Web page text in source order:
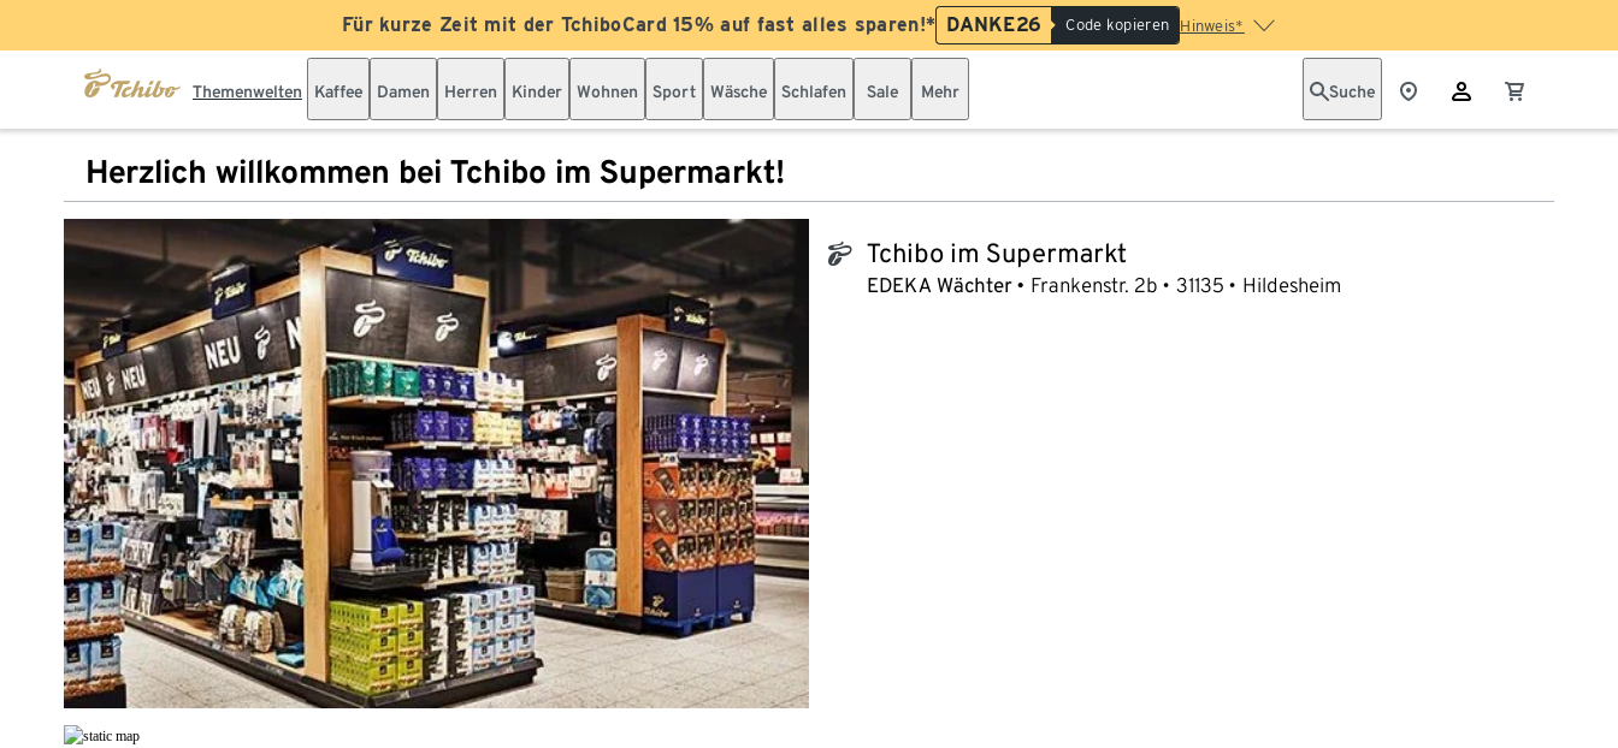
Für kurze Zeit mit der TchiboCard 15% auf fast alles sparen!* DANKE26 Code kopieren Hinweis*
Themenwelten Kaffee Damen Herren Kinder Wohnen Sport Wäsche Schlafen Sale Mehr Suche
Herzlich willkommen bei Tchibo im Supermarkt!
tchibo_logo Tchibo im Supermarkt
EDEKA Wächter Frankenstr. 2b 31135 Hildesheim